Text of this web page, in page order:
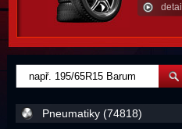
detail
Pneumatiky (74818)